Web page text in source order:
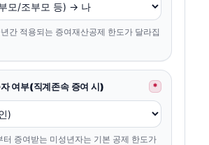
간 적용되는 증여재산공제 한도가 달라집
여부(직계존속 증여 시) *
터 증여받는 미성년자는 기본 공제 한도가